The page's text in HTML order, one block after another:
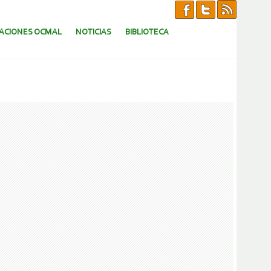
OCMAL NOTICIAS BIBLIOTECA